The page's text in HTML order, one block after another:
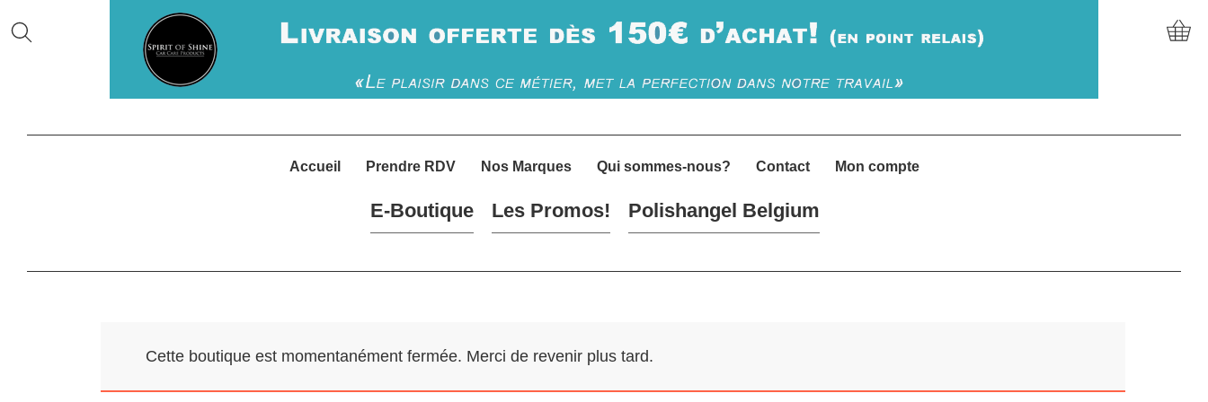
Accueil Prendre RDV Nos Marques Qui sommes-nous? Contact Mon compte
E-Boutique Les Promos! Polishangel Belgium
Cette boutique est momentanément fermée. Merci de revenir plus tard.